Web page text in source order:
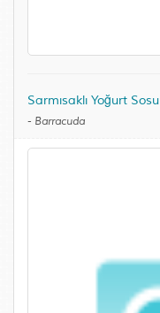
Sarmısaklı Yoğurt Sosu
- Barracuda